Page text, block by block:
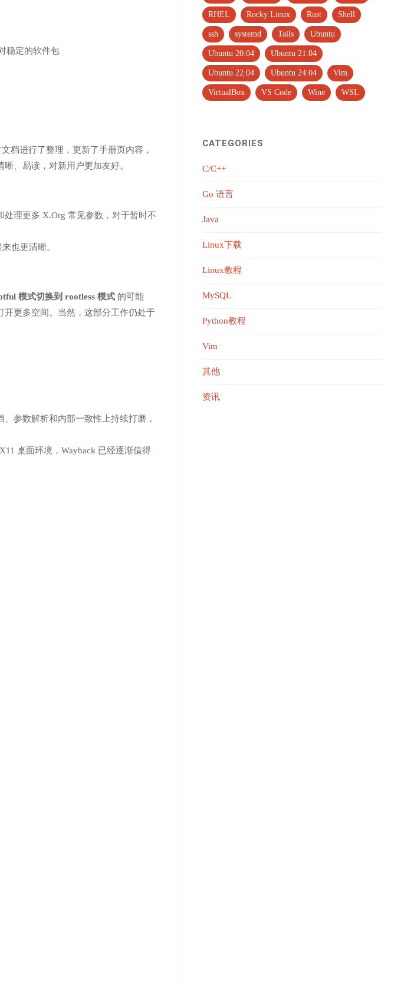
稳定的软件包
档进行了整理，更新了手册页内容，
、易读，对新用户更加友好。
理更多 X.Org 常见参数，对于暂时不
也更清晰。
模式切换到 rootless 模式 的可能
更多空间。当然，这部分工作仍处于
参数解析和内部一致性上持续打磨，
桌面环境，Wayback 已经逐渐值得
RHEL Rocky Linux Rust Shell
ssh systemd Tails Ubuntu
Ubuntu 20.04 Ubuntu 21.04
Ubuntu 22.04 Ubuntu 24.04 Vim
VirtualBox VS Code Wine WSL
CATEGORIES
C/C++
Go 语言
Java
Linux下载
Linux教程
MySQL
Python教程
Vim
其他
资讯